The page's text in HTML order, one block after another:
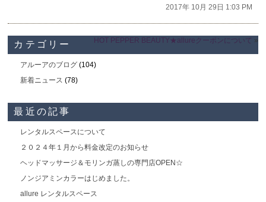
2017年 10月 29日 1:03 PM
HOT PEPPER BEAUTY★allureクーポンについて »
カテゴリー
アルーアのブログ (104)
新着ニュース (78)
最近の記事
レンタルスペースについて
２０２４年１月から料金改定のお知らせ
ヘッドマッサージ＆モリンガ蒸しの専門店OPEN☆
ノンジアミンカラーはじめました。
allure レンタルスペース